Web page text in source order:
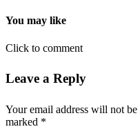
You may like
Click to comment
Leave a Reply
Your email address will not be
marked *